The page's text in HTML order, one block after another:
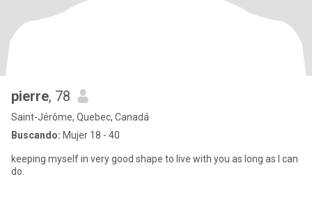
pierre, 78
Saint-Jérôme, Quebec, Canadá
Buscando: Mujer 18 - 40
keeping myself in very good shape to live with you as long as I can
do.